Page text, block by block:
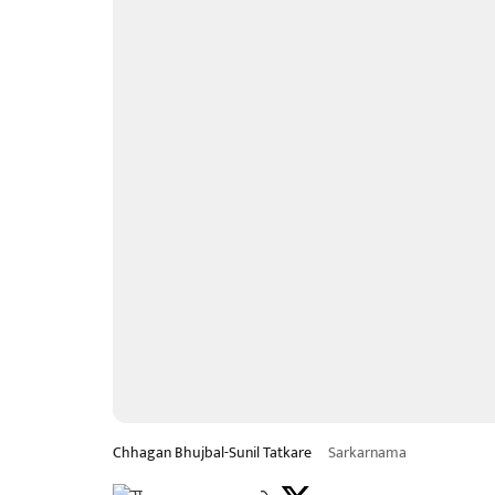
Chhagan Bhujbal-Sunil Tatkare Sarkarnama